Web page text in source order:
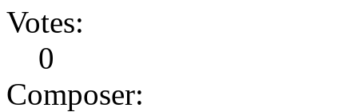
Votes:
0
Composer: